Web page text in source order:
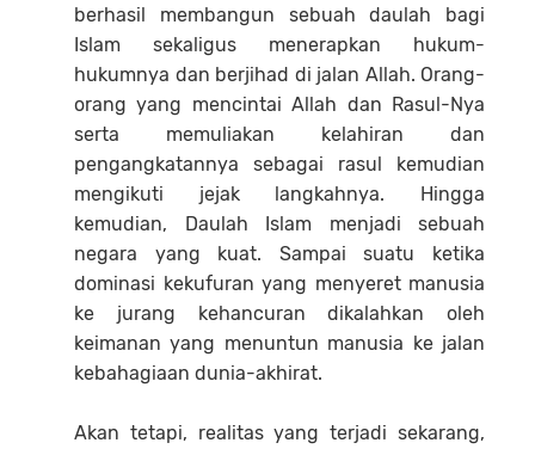
berhasil membangun sebuah daulah bagi
Islam sekaligus menerapkan hukum-
hukumnya dan berjihad di jalan Allah. Orang-
orang yang mencintai Allah dan Rasul-Nya
serta memuliakan kelahiran dan
pengangkatannya sebagai rasul kemudian
mengikuti jejak langkahnya. Hingga
kemudian, Daulah Islam menjadi sebuah
negara yang kuat. Sampai suatu ketika
dominasi kekufuran yang menyeret manusia
ke jurang kehancuran dikalahkan oleh
keimanan yang menuntun manusia ke jalan
kebahagiaan dunia-akhirat.
Akan tetapi, realitas yang terjadi sekarang,